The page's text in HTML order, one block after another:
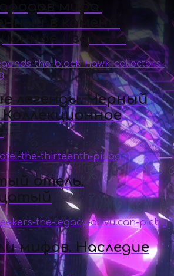
в камень.
издание
легенды. Черный
Коллекционное
отель.
мифов. Наследие